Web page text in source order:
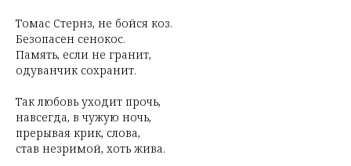
Томас Стернз, не бойся коз.
Безопасен сенокос.
Память, если не гранит,
одуванчик сохранит.
Так любовь уходит прочь,
навсегда, в чужую ночь,
прерывая крик, слова,
став незримой, хоть жива.